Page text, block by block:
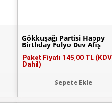
Gökkuşağı Partisi Happy
Birthday Folyo Dev Afiş
Paket Fiyatı 145,00 TL (KDV
Dahil)
Sepete Ekle